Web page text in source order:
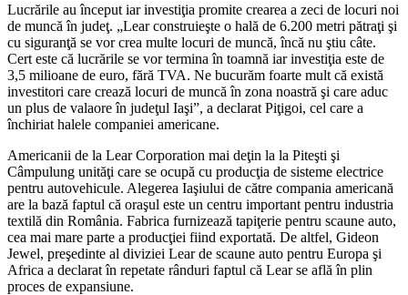
Lucrările au început iar investiţia promite crearea a zeci de locuri noi
de muncă în judeţ. „Lear construieşte o hală de 6.200 metri pătraţi şi
cu siguranţă se vor crea multe locuri de muncă, încă nu ştiu câte.
Cert este că lucrările se vor termina în toamnă iar investiţia este de
3,5 milioane de euro, fără TVA. Ne bucurăm foarte mult că există
investitori care crează locuri de muncă în zona noastră şi care aduc
un plus de valaore în judeţul Iaşi”, a declarat Piţigoi, cel care a
închiriat halele companiei americane.
Americanii de la Lear Corporation mai deţin la la Piteşti şi
Câmpulung unităţi care se ocupă cu producţia de sisteme electrice
pentru autovehicule. Alegerea Iaşiului de către compania americană
are la bază faptul că oraşul este un centru important pentru industria
textilă din România. Fabrica furnizează tapiţerie pentru scaune auto,
cea mai mare parte a producţiei fiind exportată. De altfel, Gideon
Jewel, preşedinte al diviziei Lear de scaune auto pentru Europa şi
Africa a declarat în repetate rânduri faptul că Lear se află în plin
proces de expansiune.